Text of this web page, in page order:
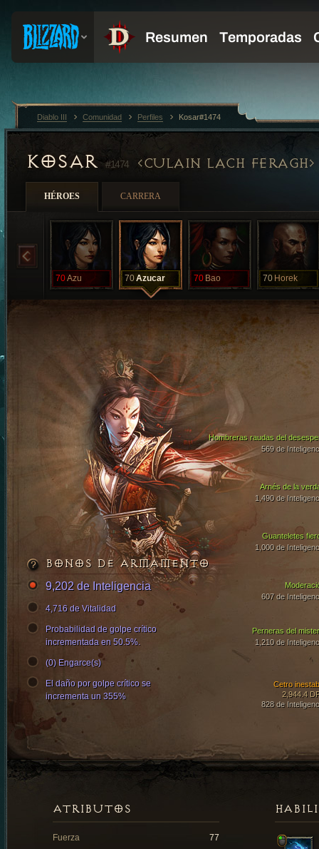
KOSAR#1474 CULAIN LACH FERAGH
HÉROES CARRERA
70Azu 70Azucar 70 Bao 70 Horek
Arnés de la
1,490 de
Guanteletes
1,000 de
Hombreras raudas del
569 de
Perneras del
1,210 de
Cetro
2,944.4
828 de
607 de
BONOS DE ARMAMENTO
9,202 de Inteligencia
4,716 de Vitalidad
Probabilidad de golpe crítico
incrementada en 50.5%.
(0) Engarce(s)
El daño por golpe crítico se
incrementa un 355%
ATRIBUTOS
Fuerza
77
Diablo III Comunidad Perfiles Kosar#1474